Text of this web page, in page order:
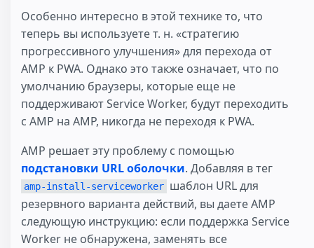
Особенно интересно в этой технике то, что
теперь вы используете т. н. «стратегию
прогрессивного улучшения» для перехода от
AMP к PWA. Однако это также означает, что по
умолчанию браузеры, которые еще не
поддерживают Service Worker, будут переходить
с AMP на AMP, никогда не переходя к PWA.
AMP решает эту проблему с помощью
подстановки URL оболочки. Добавляя в тег
amp-install-serviceworker шаблон URL для
резервного варианта действий, вы даете AMP
следующую инструкцию: если поддержка Service
Worker не обнаружена, заменять все